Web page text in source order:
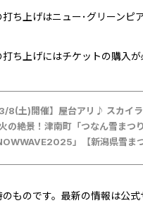
ち上げはニュー･グリーンピ
ち上げにはチケットの購入が
3/8(土)開催】屋台アリ♪ スカイ
の絶景！津南町「つなん雪まつ
」【新潟県雪ま
ものです。最新の情報は公式